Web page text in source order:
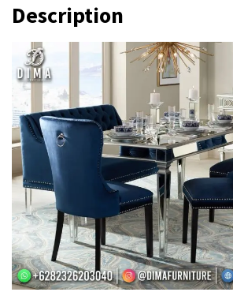
Description